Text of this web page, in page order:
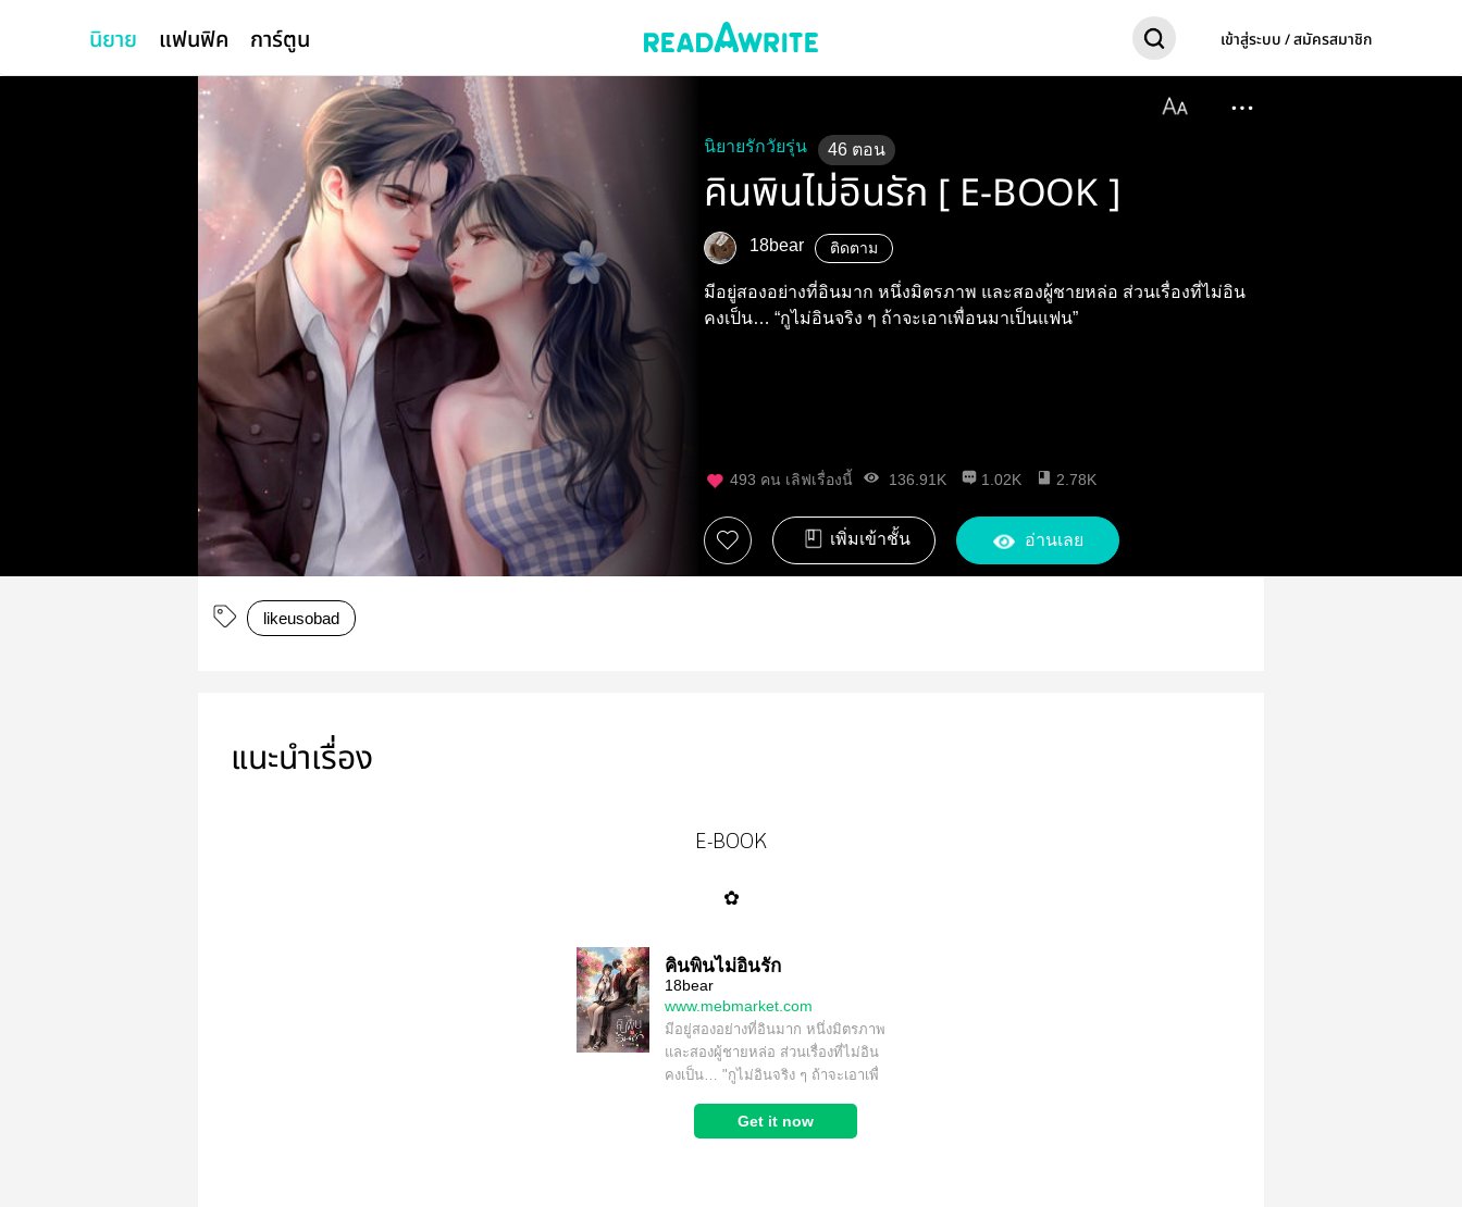
นิยาย แฟนฟิค การ์ตูน เข้าสู่ระบบ / สมัครสมาชิก
นิยายรักวัยรุ่น 46 ตอน
คินพินไม่อินรัก [ E-BOOK ]
18bear ติดตาม
มีอยู่สองอย่างที่อินมาก หนึ่งมิตรภาพ และสองผู้ชายหล่อ ส่วนเรื่องที่ไม่อิน
คงเป็น… “กูไม่อินจริง ๆ ถ้าจะเอาเพื่อนมาเป็นแฟน”
493 คน เลิฟเรื่องนี้ 136.91K 1.02K 2.78K
เพิ่มเข้าชั้น อ่านเลย
likeusobad
แนะนำเรื่อง
E-BOOK
✿